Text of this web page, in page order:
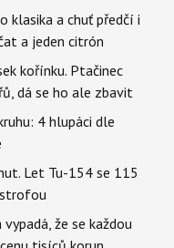
klasika a chuť předčí i
a jeden citrón
kořínku. Ptačinec
dá se ho ale zbavit
4 hlupáci dle
Let Tu-154 se 115
že se každou